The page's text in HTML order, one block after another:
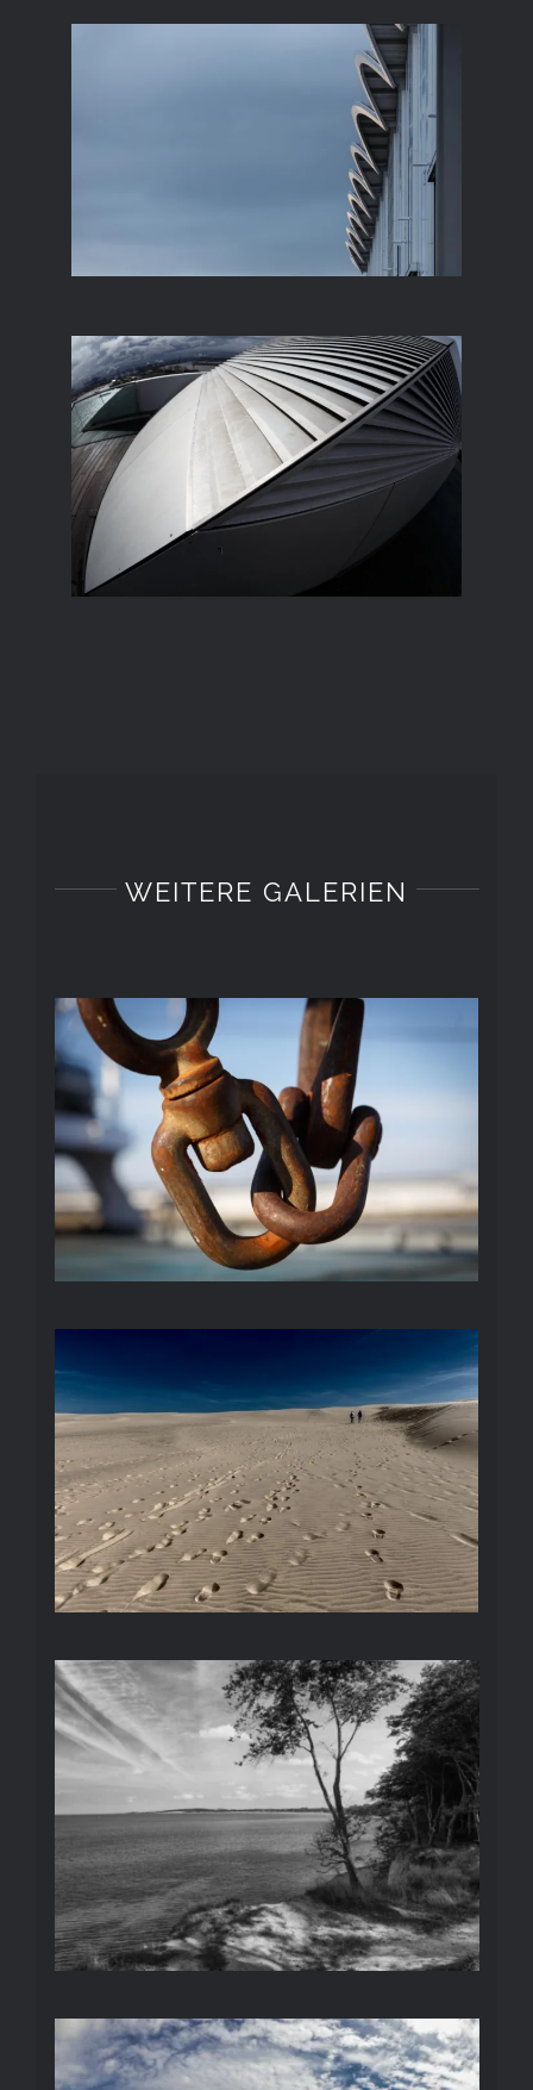
WEITERE GALERIEN
VERBUNDEN
LANDSCHAFT (S/W)
LANDSCHAFT (FARBE)